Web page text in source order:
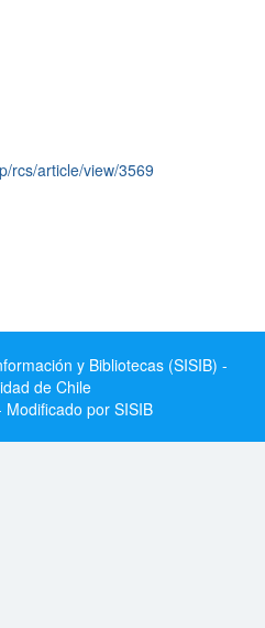
rcs/article/view/3569
y Bibliotecas (SISIB) -
de Chile
por SISIB